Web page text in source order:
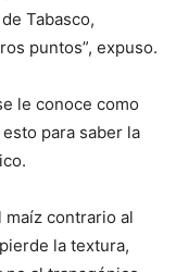
Tabasco,
puntos”, expuso.
le conoce como
para saber la
maíz contrario al
la textura,